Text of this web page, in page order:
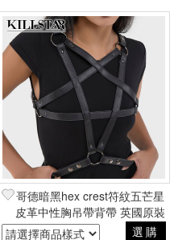
哥德暗黑hex crest符紋五芒星
皮革中性胸吊帶背帶 英國原裝
進口Killstar正版授權選購